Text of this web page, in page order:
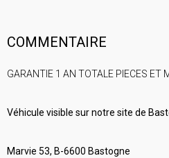
COMMENTAIRE
GARANTIE 1 AN TOTALE PIECES ET
Véhicule visible sur notre site de
Marvie 53, B-6600 Bastogne